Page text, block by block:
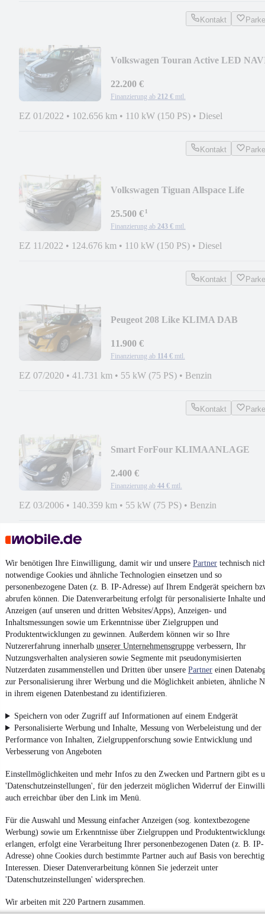
Wir benötigen Ihre Einwilligung, damit wir und unsere Partner technisch
notwendige Cookies und ähnliche Technologien einsetzen und so
personenbezogene Daten (z. B. IP-Adresse) auf Ihrem Endgerät speichern
abrufen können. Die Datenverarbeitung erfolgt für personalisierte Inhalte und
Anzeigen (auf unseren und dritten Websites/Apps), Anzeigen- und
Inhaltsmessungen sowie um Erkenntnisse über Zielgruppen und
Produktentwicklungen zu gewinnen. Außerdem können wir so Ihre
Nutzererfahrung innerhalb unserer Unternehmensgruppe verbessern, Ihr
Nutzungsverhalten analysieren sowie Segmente mit pseudonymisierten
Nutzerdaten zusammenstellen und Dritten über unsere Partner einen
zur Personalisierung ihrer Werbung und die Möglichkeit anbieten, ähnliche
in ihrem eigenen Datenbestand zu identifizieren.
Speichern von oder Zugriff auf Informationen auf einem Endgerät
Personalisierte Werbung und Inhalte, Messung von Werbeleistung und der
Performance von Inhalten, Zielgruppenforschung sowie Entwicklung und
Verbesserung von Angeboten
Einstellmöglichkeiten und mehr Infos zu den Zwecken und Partnern gibt es
'Datenschutzeinstellungen', für den jederzeit möglichen Widerruf der
auch erreichbar über den Link im Menü.
Für die Auswahl und Messung einfacher Anzeigen (sog. kontextbezogene
Werbung) sowie um Erkenntnisse über Zielgruppen und
erlangen, erfolgt eine Verarbeitung Ihrer personenbezogenen Daten (z. B. IP-
Adresse) ohne Cookies durch bestimmte Partner auch auf Basis von
Interessen. Dieser Datenverarbeitung können Sie jederzeit unter
'Datenschutzeinstellungen' widersprechen.
Wir arbeiten mit 220 Partnern zusammen.
Kontakt
Volkswagen Touran Active LED
22.200 €
Finanzierung ab 212 € mtl.
EZ 01/2022 • 102.656 km • 110 kW (150 PS) • Diesel
Kontakt
Volkswagen Tiguan Allspace Life
25.500 €¹
Finanzierung ab 243 € mtl.
EZ 11/2022 • 124.676 km • 110 kW (150 PS) • Diesel
Kontakt
Peugeot 208 Like KLIMA DAB
11.900 €
Finanzierung ab 114 € mtl.
EZ 07/2020 • 41.731 km • 55 kW (75 PS) • Benzin
Kontakt
Smart ForFour KLIMAANLAGE
2.400 €
Finanzierung ab 44 € mtl.
EZ 03/2006 • 140.359 km • 55 kW (75 PS) • Benzin
¹MwSt. ausweisbar
4.6 Sterne
Nutze mobile.de schnell und einfach
App installieren
Impressum
Vertrag widerrufen
Datenschutz
Datenschutzeinstellungen
Erklärung zur Barrierefreiheit
Report Security Vulnerability (English)
Powered by
Weitere Fahrzeuge gibt es auf mobile.de, dem Marktplatz für
AutosundMotorräder